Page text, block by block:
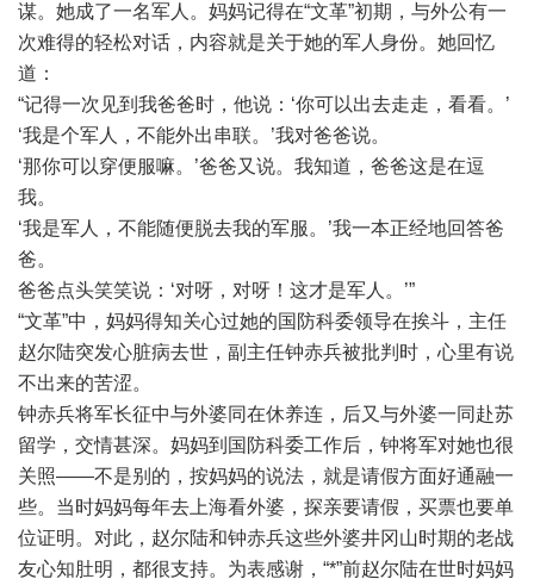
谋。她成了一名军人。妈妈记得在“文革”初期，与外公有一
次难得的轻松对话，内容就是关于她的军人身份。她回忆
道：
“记得一次见到我爸爸时，他说：‘你可以出去走走，看看。’
‘我是个军人，不能外出串联。’我对爸爸说。
‘那你可以穿便服嘛。’爸爸又说。我知道，爸爸这是在逗
我。
‘我是军人，不能随便脱去我的军服。’我一本正经地回答爸
爸。
爸爸点头笑笑说：‘对呀，对呀！这才是军人。’”
“文革”中，妈妈得知关心过她的国防科委领导在挨斗，主任
赵尔陆突发心脏病去世，副主任钟赤兵被批判时，心里有说
不出来的苦涩。
钟赤兵将军长征中与外婆同在休养连，后又与外婆一同赴苏
留学，交情甚深。妈妈到国防科委工作后，钟将军对她也很
关照——不是别的，按妈妈的说法，就是请假方面好通融一
些。当时妈妈每年去上海看外婆，探亲要请假，买票也要单
位证明。对此，赵尔陆和钟赤兵这些外婆井冈山时期的老战
友心知肚明，都很支持。为表感谢，“*”前赵尔陆在世时妈妈